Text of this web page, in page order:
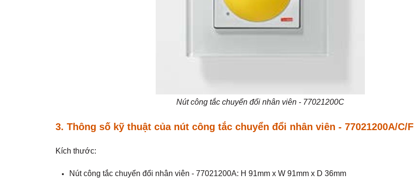
Nút công tắc chuyển đổi nhân viên - 77021200C
3. Thông số kỹ thuật của nút công tắc chuyển đổi nhân viên - 77021200A/C/F
Kích thước:
Nút công tắc chuyển đổi nhân viên - 77021200A: H 91mm x W 91mm x D 36mm